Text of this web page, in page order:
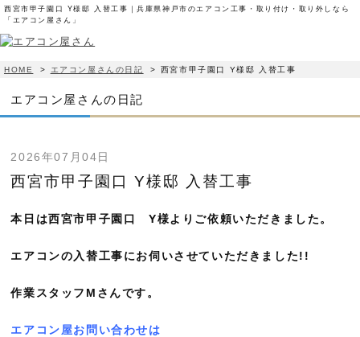
西宮市甲子園口 Y様邸 入替工事｜兵庫県神戸市のエアコン工事・取り付け・取り外しなら
「エアコン屋さん」
HOME > エアコン屋さんの日記 > 西宮市甲子園口 Y様邸 入替工事
エアコン屋さんの日記
2026年07月04日
西宮市甲子園口 Y様邸 入替工事
本日は西宮市甲子園口 Y様よりご依頼いただきました。
エアコンの入替工事にお伺いさせていただきました!!
作業スタッフMさんです。
エアコン屋お問い合わせは